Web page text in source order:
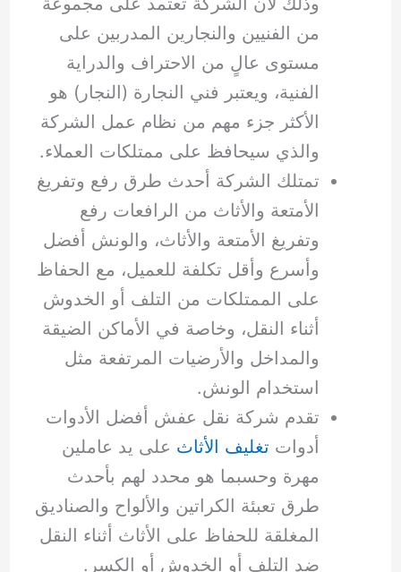
من الفنيين والنجارين المدربين على
مستوى عالٍ من الاحتراف والدراية
الفنية، ويعتبر فني النجارة (النجار) هو
الأكثر جزء مهم من نظام عمل الشركة
والذي سيحافظ على ممتلكات العملاء.
تمتلك الشركة أحدث طرق رفع وتفريغ
الأمتعة والأثاث من الرافعات رفع
وتفريغ الأمتعة والأثاث، والونش أفضل
وأسرع وأقل تكلفة للعميل، مع الحفاظ
على الممتلكات من التلف أو الخدوش
أثناء النقل، وخاصة في الأماكن الضيقة
والمداخل والأرضيات المرتفعة مثل
استخدام الونش.
تقدم شركة نقل عفش أفضل الأدوات
أدوات تغليف الأثاث على يد عاملين
مهرة وحسبما هو محدد لهم بأحدث
طرق تعبئة الكراتين والألواح والصناديق
المغلقة للحفاظ على الأثاث أثناء النقل
ضد التلف أو الخدوش أو الكسر.